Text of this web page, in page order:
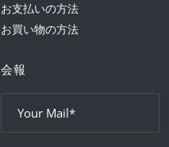
お支払いの方法
お買い物の方法
会報